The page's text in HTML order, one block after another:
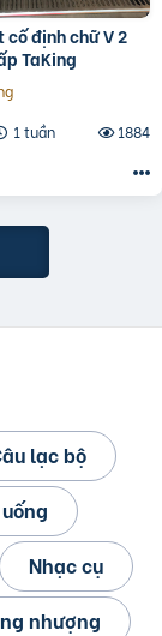
cố định chữ V 2
TaKing
1 tuần
1884
lạc bộ
Nhạc cụ
nhượng